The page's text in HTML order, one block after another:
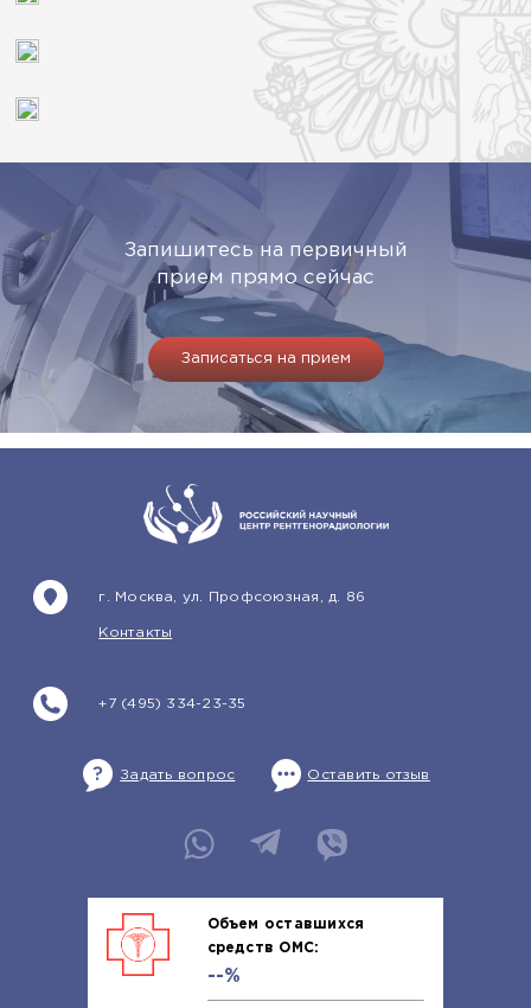
Запишитесь на первичный
прием прямо сейчас
Записаться на прием
+7 (495) 334-23-35
г. Москва, ул. Профсоюзная, д. 86
Контакты
Задать вопрос Оставить отзыв
Объем оставшихся
средств ОМС:
--%